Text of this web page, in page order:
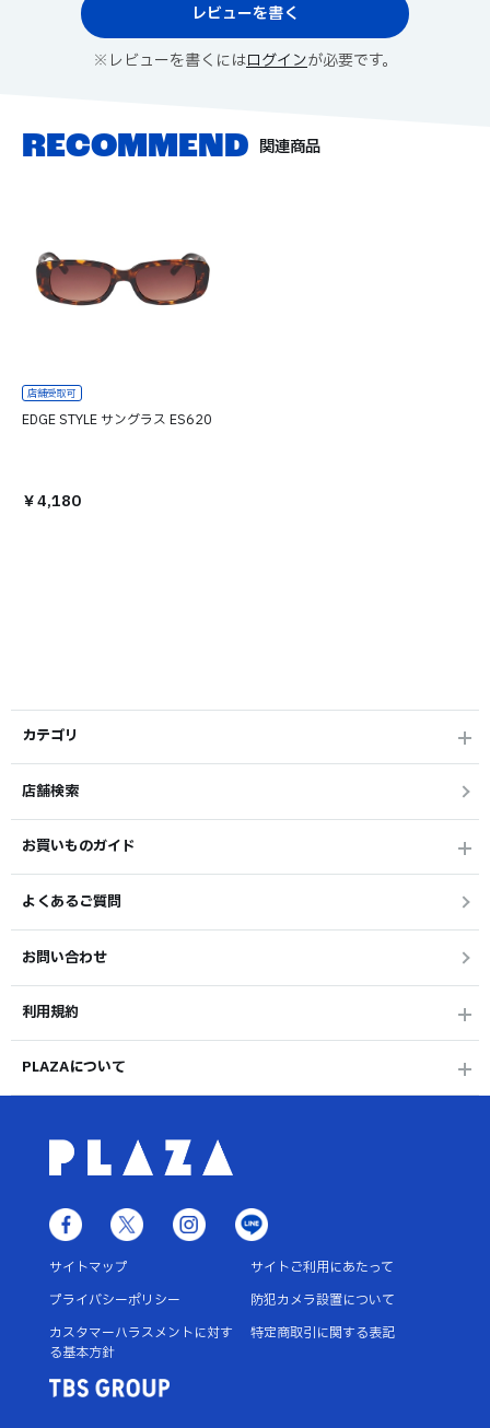
レビューを書く
※レビューを書くにはログインが必要です。
関連商品
EDGE STYLE サングラス ES620
￥4,180
カテゴリ
店舗検索
お買いものガイド
よくあるご質問
お問い合わせ
利用規約
PLAZAについて
サイトマップ
サイトご利用にあたって
プライバシーポリシー
防犯カメラ設置について
カスタマーハラスメントに対す
る基本方針
特定商取引に関する表記